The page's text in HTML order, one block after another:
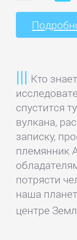
Кто
спустится
вулкана,
записку,
племянник
потрясти
наша
центре
проза
Литература
19
века
Литература
20
века
Мифы.
Легенды.